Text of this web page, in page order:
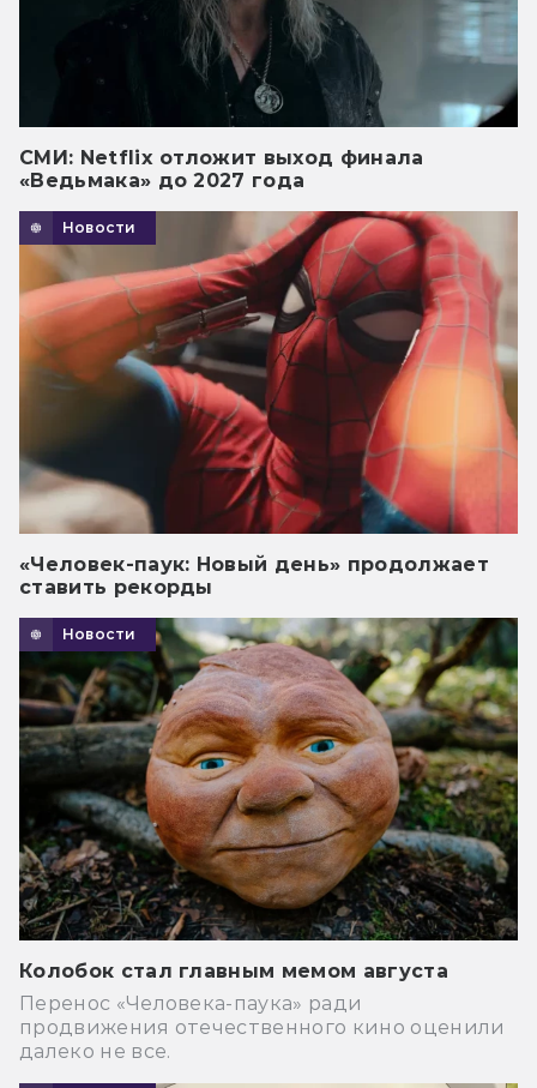
СМИ: Netflix отложит выход финала
«Ведьмака» до 2027 года
Новости
«Человек-паук: Новый день» продолжает
ставить рекорды
Новости
Колобок стал главным мемом августа
Перенос «Человека-паука» ради
продвижения отечественного кино оценили
далеко не все.